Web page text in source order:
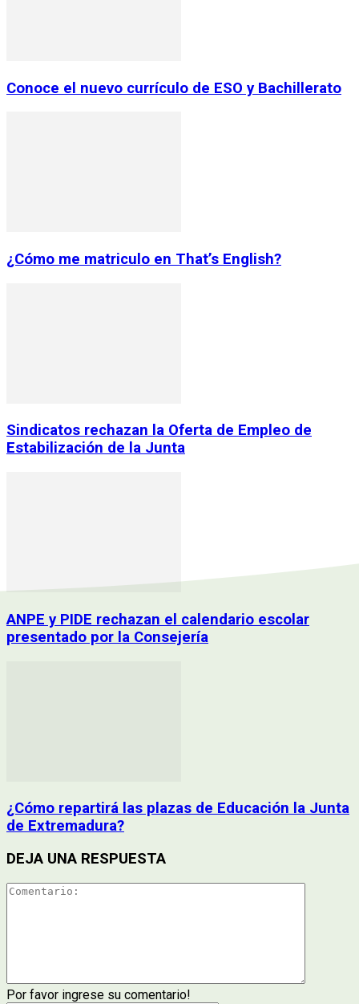
Conoce el nuevo currículo de ESO y Bachillerato
¿Cómo me matriculo en That’s English?
Sindicatos rechazan la Oferta de Empleo de
Estabilización de la Junta
ANPE y PIDE rechazan el calendario escolar
presentado por la Consejería
¿Cómo repartirá las plazas de Educación la Junta
de Extremadura?
DEJA UNA RESPUESTA
Por favor ingrese su comentario!